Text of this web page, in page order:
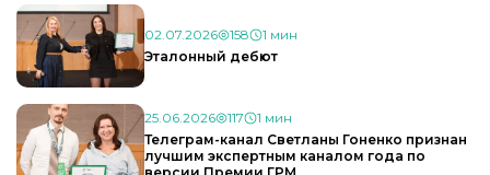
02.07.2026 158
1 мин
Эталонный дебют
25.06.2026 117
1 мин
Телеграм-канал Светланы Гоненко признан
лучшим экспертным каналом года по